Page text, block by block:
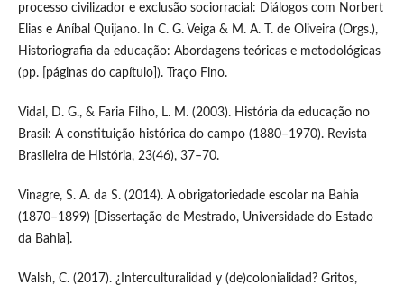
processo civilizador e exclusão sociorracial: Diálogos com Norbert
Elias e Aníbal Quijano. In C. G. Veiga & M. A. T. de Oliveira (Orgs.),
Historiografia da educação: Abordagens teóricas e metodológicas
(pp. [páginas do capítulo]). Traço Fino.
Vidal, D. G., & Faria Filho, L. M. (2003). História da educação no
Brasil: A constituição histórica do campo (1880–1970). Revista
Brasileira de História, 23(46), 37–70.
Vinagre, S. A. da S. (2014). A obrigatoriedade escolar na Bahia
(1870–1899) [Dissertação de Mestrado, Universidade do Estado
da Bahia].
Walsh, C. (2017). ¿Interculturalidad y (de)colonialidad? Gritos,